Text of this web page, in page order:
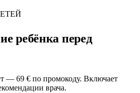
ребёнка перед
— 69 € по промокоду. Включает
врача.